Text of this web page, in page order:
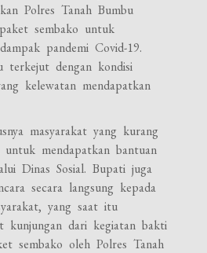
Polres Tanah Bumbu
sembako untuk
pandemi Covid-19.
terkejut dengan kondisi
kelewatan mendapatkan
masyarakat yang kurang
mendapatkan bantuan
Dinas Sosial. Bupati juga
secara langsung kepada
yang saat itu
kunjungan dari kegiatan bakti
sembako oleh Polres Tanah